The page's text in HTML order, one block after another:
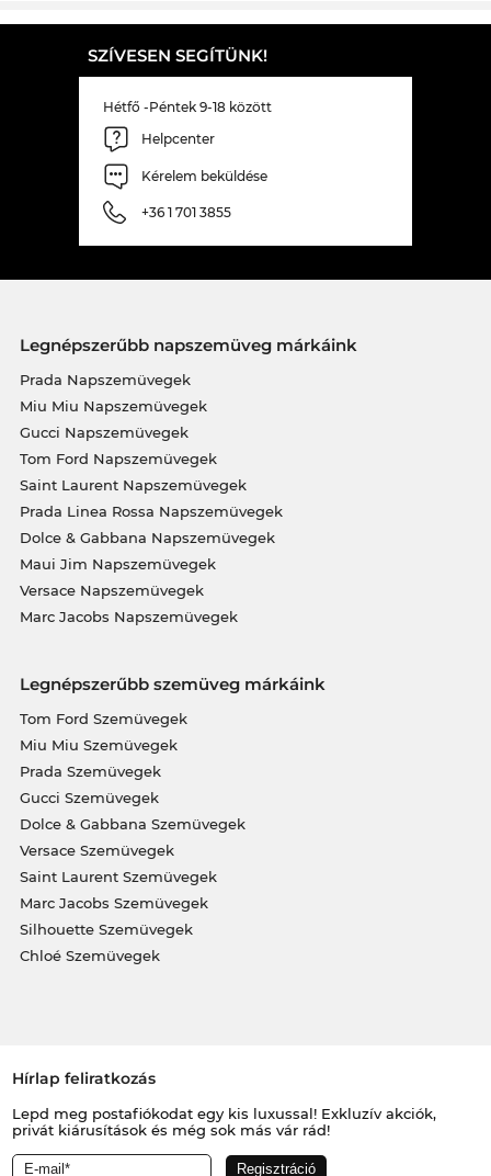
SZÍVESEN SEGÍTÜNK!
Hétfő -Péntek 9-18 között
Helpcenter
Kérelem beküldése
+36 1 701 3855
Legnépszerűbb napszemüveg márkáink
Prada Napszemüvegek
Miu Miu Napszemüvegek
Gucci Napszemüvegek
Tom Ford Napszemüvegek
Saint Laurent Napszemüvegek
Prada Linea Rossa Napszemüvegek
Dolce & Gabbana Napszemüvegek
Maui Jim Napszemüvegek
Versace Napszemüvegek
Marc Jacobs Napszemüvegek
Legnépszerűbb szemüveg márkáink
Tom Ford Szemüvegek
Miu Miu Szemüvegek
Prada Szemüvegek
Gucci Szemüvegek
Dolce & Gabbana Szemüvegek
Versace Szemüvegek
Saint Laurent Szemüvegek
Marc Jacobs Szemüvegek
Silhouette Szemüvegek
Chloé Szemüvegek
Hírlap feliratkozás
Lepd meg postafiókodat egy kis luxussal! Exkluzív akciók,
privát kiárusítások és még sok más vár rád!